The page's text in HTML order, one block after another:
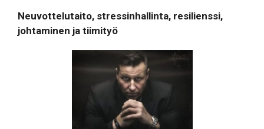
Neuvottelutaito, stressinhallinta, resilienssi,
johtaminen ja tiimityö